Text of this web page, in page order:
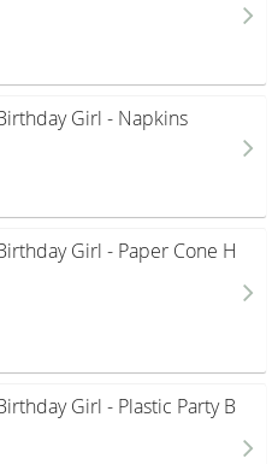
Girl - Napkins
Girl - Paper Cone H
Girl - Plastic Party B